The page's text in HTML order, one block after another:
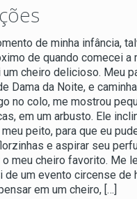
de minha infância,
de quando comecei a
um cheiro delicioso. Meu
Dama da Noite, e
no colo, me mostrou
em um arbusto. Ele
peito, para que eu
e aspirar seu
meu cheiro favorito. Me
de um evento circense de
em um cheiro, […]